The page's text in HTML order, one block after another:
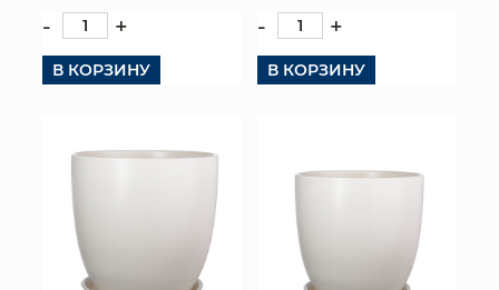
- +
В КОРЗИНУ
- +
В КОРЗИНУ